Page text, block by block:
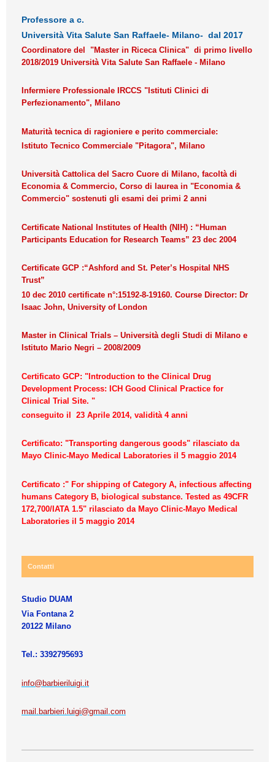
Professore a c.
Università Vita Salute San Raffaele- Milano- dal 2017
Coordinatore del "Master in Riceca Clinica" di primo livello
2018/2019 Università Vita Salute San Raffaele - Milano
Infermiere Professionale IRCCS "Istituti Clinici di
Perfezionamento", Milano
Maturità tecnica di ragioniere e perito commerciale:
Istituto Tecnico Commerciale "Pitagora", Milano
Università Cattolica del Sacro Cuore di Milano, facoltà di
Economia & Commercio, Corso di laurea in "Economia &
Commercio" sostenuti gli esami dei primi 2 anni
Certificate National Institutes of Health (NIH) : “Human
Participants Education for Research Teams” 23 dec 2004
Certificate GCP :“Ashford and St. Peter’s Hospital NHS
Trust”
10 dec 2010 certificate n°:15192-8-19160. Course Director: Dr
Isaac John, University of London
Master in Clinical Trials – Università degli Studi di Milano e
Istituto Mario Negri – 2008/2009
Certificato GCP: "Introduction to the Clinical Drug
Development Process: ICH Good Clinical Practice for
Clinical Trial Site. "
conseguito il 23 Aprile 2014, validità 4 anni
Certificato: "Transporting dangerous goods" rilasciato da
Mayo Clinic-Mayo Medical Laboratories il 5 maggio 2014
Certificato :" For shipping of Category A, infectious affecting
humans Category B, biological substance. Tested as 49CFR
172,700/IATA 1.5" rilasciato da Mayo Clinic-Mayo Medical
Laboratories il 5 maggio 2014
Contatti
Studio DUAM
Via Fontana 2
20122 Milano
Tel.: 3392795693
info@barbieriluigi.it
mail.barbieri.luigi@gmail.com